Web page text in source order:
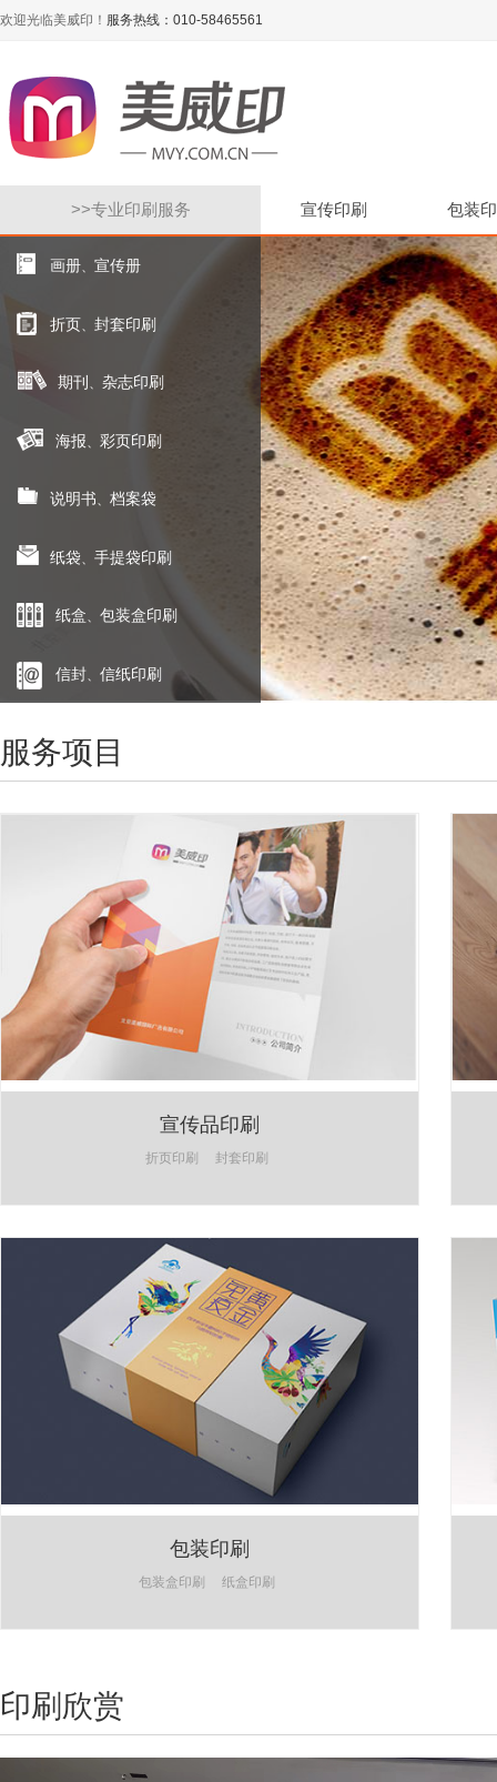
欢迎光临美威印！ 服务热线：010-58465561
>>专业印刷服务 宣传印刷 包装
画册、 宣传册
折页 封套印刷
期刊 、 杂志印刷
海报 彩页印刷
说明书、 档案袋
纸袋 手提袋印刷
纸盒、 包装盒印刷
信封 信纸印刷
服务项目
宣传品印刷
折页印刷 封套印刷
包装印刷
包装盒印刷 纸盒印刷
印刷欣赏